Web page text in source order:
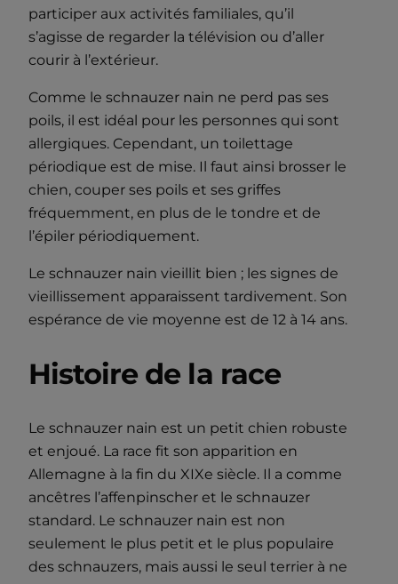
participer aux activités familiales, qu’il
s’agisse de regarder la télévision ou d’aller
courir à l’extérieur.
Comme le schnauzer nain ne perd pas ses
poils, il est idéal pour les personnes qui sont
allergiques. Cependant, un toilettage
périodique est de mise. Il faut ainsi brosser le
chien, couper ses poils et ses griffes
fréquemment, en plus de le tondre et de
l’épiler périodiquement.
Le schnauzer nain vieillit bien ; les signes de
vieillissement apparaissent tardivement. Son
espérance de vie moyenne est de 12 à 14 ans.
Histoire de la race
Le schnauzer nain est un petit chien robuste
et enjoué. La race fit son apparition en
Allemagne à la fin du XIXe siècle. Il a comme
ancêtres l’affenpinscher et le schnauzer
standard. Le schnauzer nain est non
seulement le plus petit et le plus populaire
des schnauzers, mais aussi le seul terrier à ne